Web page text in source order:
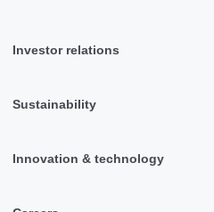
Investor relations
Sustainability
Innovation & technology